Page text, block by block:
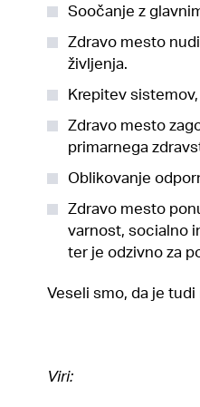
Soočanje z
Zdravo mesto
življenja.
Krepitev
Zdravo mesto
primarnega
Oblikovanje
Zdravo mesto
varnost, socialno
ter je odzivno za
Veseli smo, da je
Viri: